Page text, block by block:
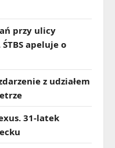
przy ulicy
apeluje o
z udziałem
31‑latek